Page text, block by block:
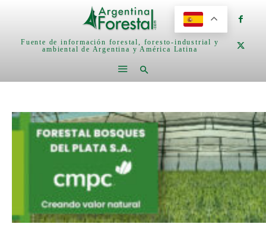
Fuente de información forestal, foresto-industrial y
ambiental de Argentina y América Latina